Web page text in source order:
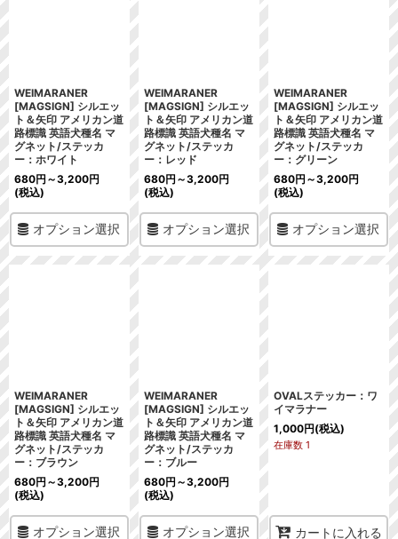
WEIMARANER
[MAGSIGN] シルエッ
ト＆矢印 アメリカン道
路標識 英語犬種名 マ
グネット/ステッカ
ー：ホワイト
680円 ～3,200円
(税込)
オプション選択
WEIMARANER
[MAGSIGN] シルエッ
ト＆矢印 アメリカン道
路標識 英語犬種名 マ
グネット/ステッカ
ー：レッド
680円 ～3,200円
(税込)
オプション選択
WEIMARANER
[MAGSIGN] シルエッ
ト＆矢印 アメリカン道
路標識 英語犬種名 マ
グネット/ステッカ
ー：グリーン
680円 ～3,200円
(税込)
オプション選択
WEIMARANER
[MAGSIGN] シルエッ
ト＆矢印 アメリカン道
路標識 英語犬種名 マ
グネット/ステッカ
ー：ブラウン
680円 ～3,200円
(税込)
オプション選択
WEIMARANER
[MAGSIGN] シルエッ
ト＆矢印 アメリカン道
路標識 英語犬種名 マ
グネット/ステッカ
ー：ブルー
680円 ～3,200円
(税込)
オプション選択
OVALステッカー：ワ
イマラナー
1,000円(税込)
在庫数 1
カートに入れる